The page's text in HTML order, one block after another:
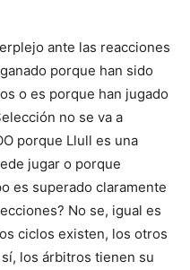
ante las reacciones
porque han sido
o es porque han jugado
no se va a
porque Llull es una
jugar o porque
es superado claramente
No se, igual es
ciclos existen, los otros
los árbitros tienen su